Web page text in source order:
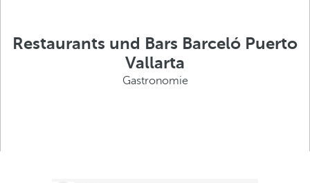
Restaurants und Bars Barceló Puerto
Vallarta
Gastronomie